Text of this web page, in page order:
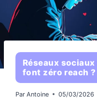
Réseaux
font zéro reach ?
Par Antoine 05/03/2026